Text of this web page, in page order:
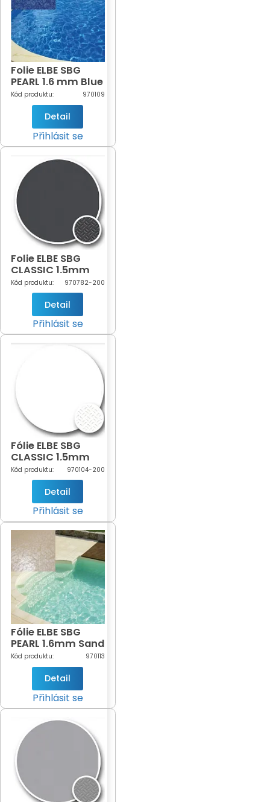
Folie ELBE SBG
PEARL 1,6 mm Blue
Pearl (modrá
perla - 920/22)
Kód produktu: 970109
Detail
Přihlásit se
Folie ELBE SBG
CLASSIC 1,5mm
Antracite šíře 2m
(antracitová -
Kód produktu: 970782-200
Detail
Přihlásit se
Fólie ELBE SBG
CLASSIC 1,5mm
White šíře 2m
(bílá - 104)
Kód produktu: 970104-200
Detail
Přihlásit se
Fólie ELBE SBG
PEARL 1,6mm Sand
Pearl
Kód produktu: 970113
Detail
Přihlásit se